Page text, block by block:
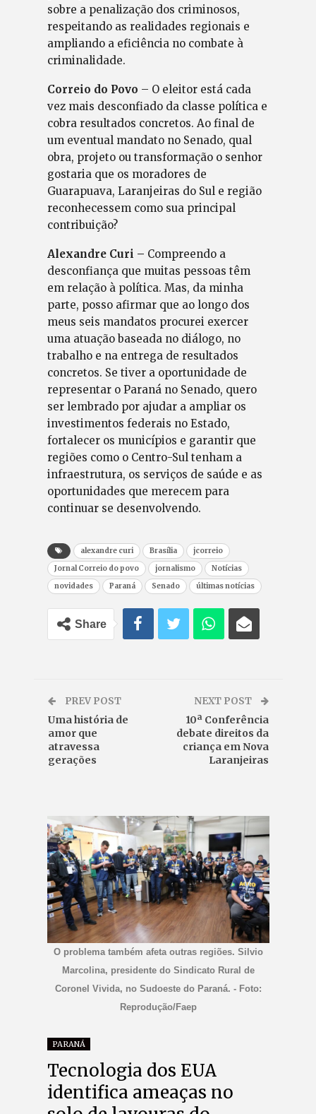
sobre a penalização dos criminosos,
respeitando as realidades regionais e
ampliando a eficiência no combate à
criminalidade.
Correio do Povo – O eleitor está cada
vez mais desconfiado da classe política e
cobra resultados concretos. Ao final de
um eventual mandato no Senado, qual
obra, projeto ou transformação o senhor
gostaria que os moradores de
Guarapuava, Laranjeiras do Sul e região
reconhecessem como sua principal
contribuição?
Alexandre Curi – Compreendo a
desconfiança que muitas pessoas têm
em relação à política. Mas, da minha
parte, posso afirmar que ao longo dos
meus seis mandatos procurei exercer
uma atuação baseada no diálogo, no
trabalho e na entrega de resultados
concretos. Se tiver a oportunidade de
representar o Paraná no Senado, quero
ser lembrado por ajudar a ampliar os
investimentos federais no Estado,
fortalecer os municípios e garantir que
regiões como o Centro-Sul tenham a
infraestrutura, os serviços de saúde e as
oportunidades que merecem para
continuar se desenvolvendo.
alexandre curi Brasília
jcorreio
Jornal Correio do povo
jornalismo
Notícias
novidades
Paraná Senado últimas notícias
Share
PREV POST
Uma história de
amor que
atravessa
gerações
NEXT POST
10ª Conferência
debate direitos da
criança em Nova
Laranjeiras
O problema também afeta outras regiões. Silvio
Marcolina, presidente do Sindicato Rural de
Coronel Vivida, no Sudoeste do Paraná. - Foto:
Reprodução/Faep
PARANÁ
Tecnologia dos EUA
identifica ameaças no